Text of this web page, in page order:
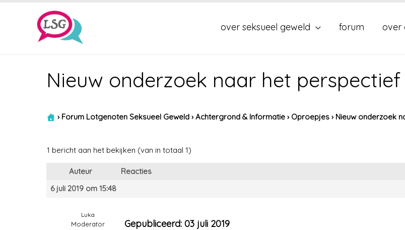
over seksueel geweld forum over
Nieuw onderzoek naar het
› Forum Lotgenoten Seksueel Geweld › Achtergrond & Informatie › Oproepjes › Nieuw onderzoek
1 bericht aan het bekijken (van in totaal 1)
Auteur
Reacties
6 juli 2019 om 15:48
Luka
Moderator
Gepubliceerd: 03 juli 2019